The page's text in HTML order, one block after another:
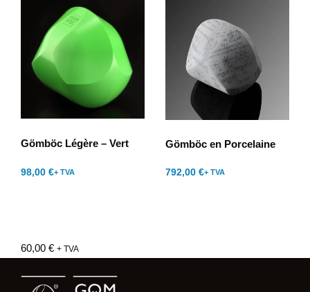
Gömböc Légère – Vert
98,00 €+ TVA
Gömböc en Porcelaine
792,00 €+ TVA
60,00 € + TVA